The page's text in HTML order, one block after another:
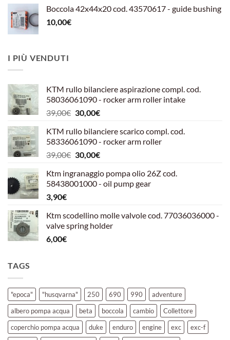
Boccola 42x44x20 cod. 43570617 - guide bushing
10,00€
I PIÙ VENDUTI
KTM rullo bilanciere aspirazione compl. cod.
58036061090 - rocker arm roller intake
39,00€ Il
originale
era:
39,00€.
30,00€Il
attuale
è:
30,00€.
KTM rullo bilanciere scarico compl. cod.
58336061090 - rocker arm roller
39,00€ Il
originale
era:
30,00€Il
attuale
è:
Ktm ingranaggio pompa olio 26Z cod.
58438001000 - oil pump gear
3,90€
Ktm scodellino molle valvole cod. 77036036000 -
valve spring holder
6,00€
TAGS
"epoca" "husqvarna" 250 690 990
adventure
albero pompa acqua
beta boccola cambio
Collettore
coperchio pompa acqua
duke enduro engine exc
exc-f